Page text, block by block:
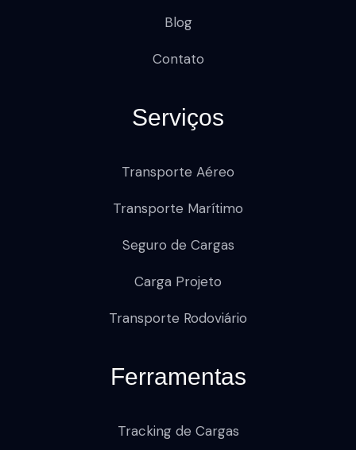
Blog
Contato
Serviços
Transporte Aéreo
Transporte Marítimo
Seguro de Cargas
Carga Projeto
Transporte Rodoviário
Ferramentas
Tracking de Cargas